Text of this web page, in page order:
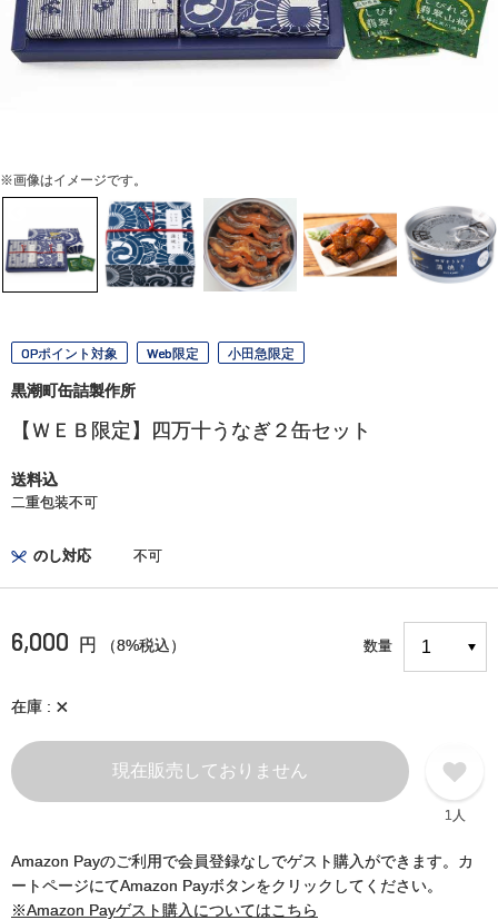
※画像はイメージです。
OPポイント対象 Web限定 小田急限定
黒潮町缶詰製作所
【ＷＥＢ限定】四万十うなぎ２缶セット
送料込
二重包装不可
のし対応 不可
6,000 円 （8%税込） 数量
在庫 ×
現在販売しておりません
1人
Amazon Payのご利用で会員登録なしでゲスト購入ができます。カ
ートページにてAmazon Payボタンをクリックしてください。
※Amazon Payゲスト購入についてはこちら